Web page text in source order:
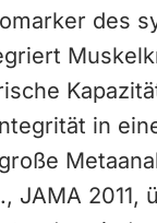
des
in
JAMA 2011,